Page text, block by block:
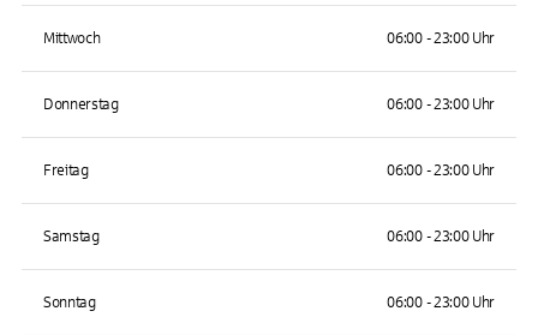
Mittwoch 06:00 - 23:00 Uhr
Donnerstag 06:00 - 23:00 Uhr
Freitag 06:00 - 23:00 Uhr
Samstag 06:00 - 23:00 Uhr
Sonntag 06:00 - 23:00 Uhr